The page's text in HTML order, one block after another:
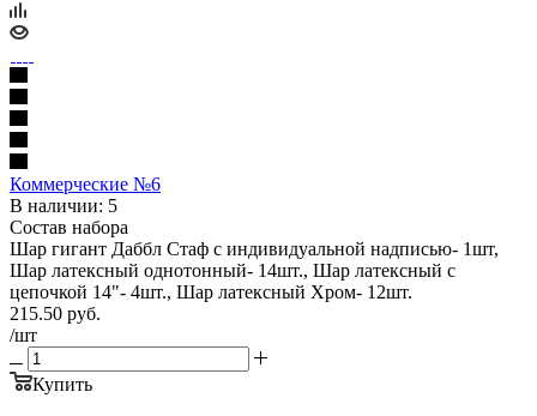
Коммерческие №6
В наличии: 5
Состав набора
Шар гигант Даббл Стаф с индивидуальной надписью- 1шт,
Шар латексный однотонный- 14шт., Шар латексный с
цепочкой 14"- 4шт., Шар латексный Хром- 12шт.
215.50 руб.
/шт
Купить